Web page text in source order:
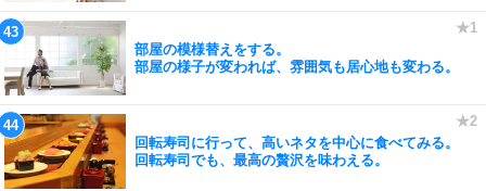
部屋の模様替えをする。
部屋の様子が変われば、雰囲気も居心地も変わる。
回転寿司に行って、高いネタを中心に食べてみる。
回転寿司でも、最高の贅沢を味わえる。